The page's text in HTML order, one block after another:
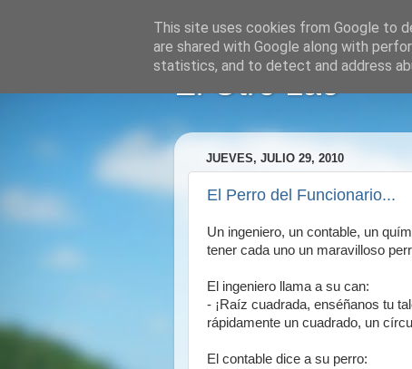
El Otro Lao
JUEVES, JULIO 29, 2010
El Perro del Funcionario...
Un ingeniero, un contable, un
tener cada uno un maravilloso
El ingeniero llama a su can:
- ¡Raíz cuadrada, enséñanos tu
rápidamente un cuadrado, un
El contable dice a su perro:
This site uses cookies from Google to
are shared with Google along with
statistics, and to detect and address